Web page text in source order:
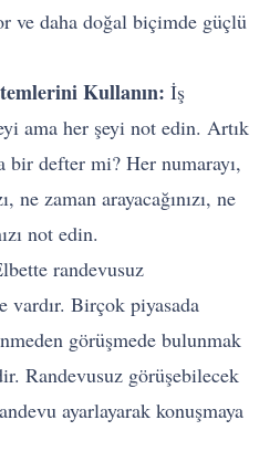
ve daha doğal biçimde güçlü
Kullanın: İş
ama her şeyi not edin. Artık
bir defter mi? Her numarayı,
ne zaman arayacağınızı, ne
not edin.
randevusuz
vardır. Birçok piyasada
görüşmede bulunmak
Randevusuz görüşebilecek
ayarlayarak konuşmaya